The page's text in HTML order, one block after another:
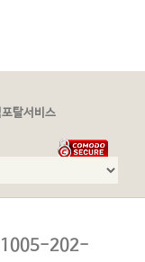
탈서비스
1005-202-